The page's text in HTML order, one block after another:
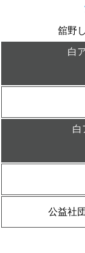
舘野
白
白
公益社